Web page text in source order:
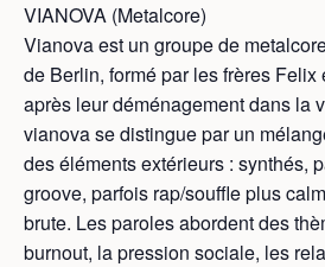
VIANOVA (Metalcore)
Vianova est un groupe de
de Berlin, formé par les frères
après leur déménagement dans la
vianova se distingue par un
des éléments extérieurs : synthés,
groove, parfois rap/souffle plus
brute. Les paroles abordent des
burnout, la pression sociale, les